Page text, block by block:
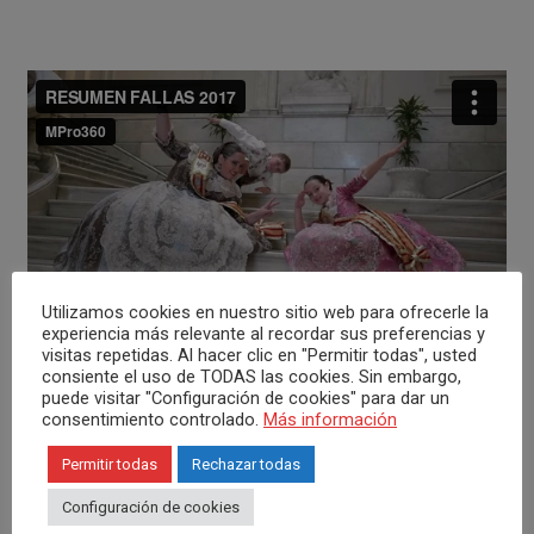
Breve resumen de todo un año fallero, desde la evolución
y prueba de los vestidos, las peinetas hechas a mano por
Utilizamos cookies en nuestro sitio web para ofrecerle la
experiencia más relevante al recordar sus preferencias y
visitas repetidas. Al hacer clic en "Permitir todas", usted
consiente el uso de TODAS las cookies. Sin embargo,
puede visitar "Configuración de cookies" para dar un
consentimiento controlado. Más información
Permitir todas Rechazar todas
Configuración de cookies